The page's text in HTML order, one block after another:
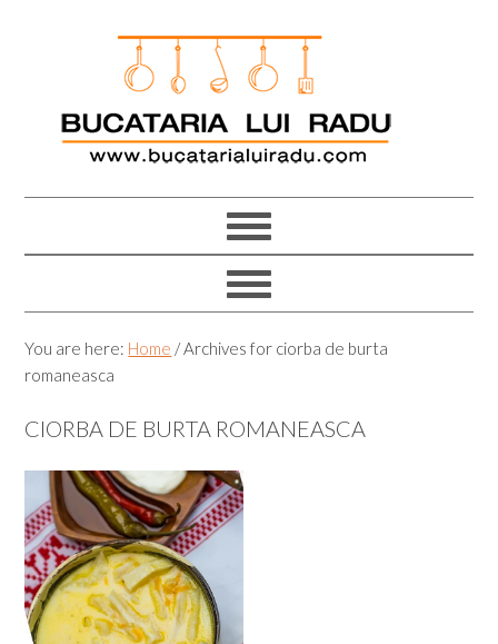
You are here: Home /Archives for ciorba de burta
romaneasca
CIORBA DE BURTA ROMANEASCA